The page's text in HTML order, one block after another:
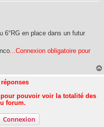
6°RG en place dans un futur
...Connexion obligatoire pour
pouvoir voir la totalité des
forum.
Connexion